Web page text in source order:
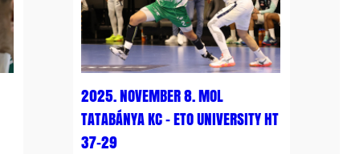
2025. NOVEMBER 8. MOL
TATABÁNYA KC – ETO UNIVERSITY HT
37-29